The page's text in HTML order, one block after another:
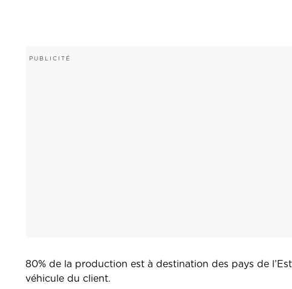
80% de la production est à destination des pays de
véhicule du client.